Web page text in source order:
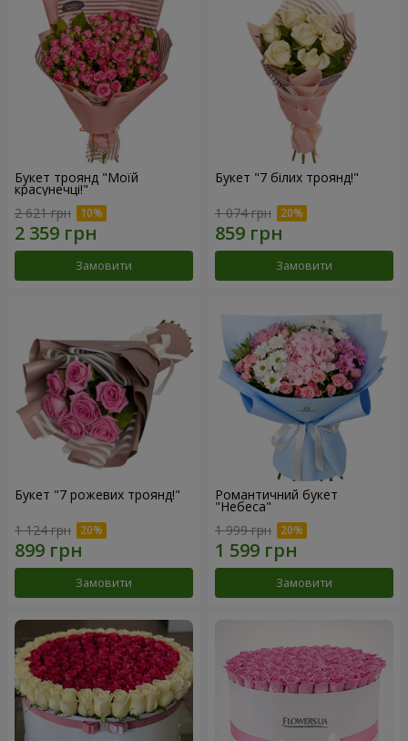
Букет троянд "Моїй
красунечці!"
2 621 грн
Замовити
Букет "7 білих троянд!"
1 074 грн
Замовити
Букет "7 рожевих троянд!"
1 124 грн
Замовити
Романтичний букет
"Небеса"
1 999 грн
Замовити